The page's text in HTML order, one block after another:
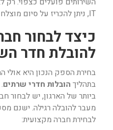
IT, ניתן להכריז על סיום מוצלח של ההובלה.
כיצד לבחור
להובלת חדר
בחירת הספק הנכון היא אולי
בתהליך הובלות חדרי שרתים
ביותר של הארגון, יש לבחור
מעבר להובלה רגילה. ישנם
לבחירת חברה מקצועית: